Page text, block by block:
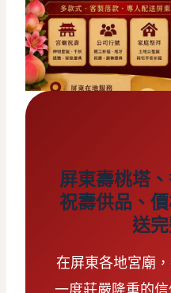
屏東壽桃塔
祝壽供品、
送
在屏東各地宮廟